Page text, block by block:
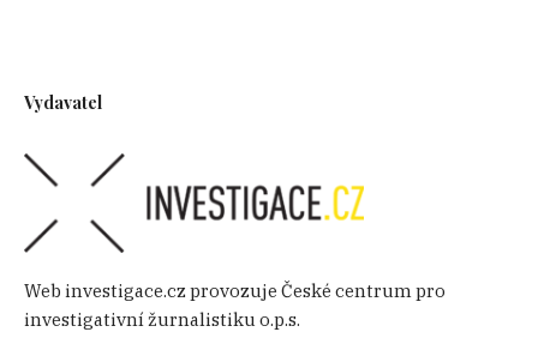
Vydavatel
Web investigace.cz provozuje České centrum pro
investigativní žurnalistiku o.p.s.